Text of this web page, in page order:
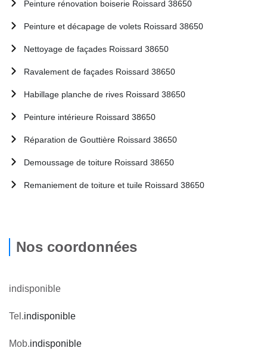
Peinture rénovation boiserie Roissard 38650
Peinture et décapage de volets Roissard 38650
Nettoyage de façades Roissard 38650
Ravalement de façades Roissard 38650
Habillage planche de rives Roissard 38650
Peinture intérieure Roissard 38650
Réparation de Gouttière Roissard 38650
Demoussage de toiture Roissard 38650
Remaniement de toiture et tuile Roissard 38650
Nos coordonnées
indisponible
Tel.indisponible
Mob.indisponible